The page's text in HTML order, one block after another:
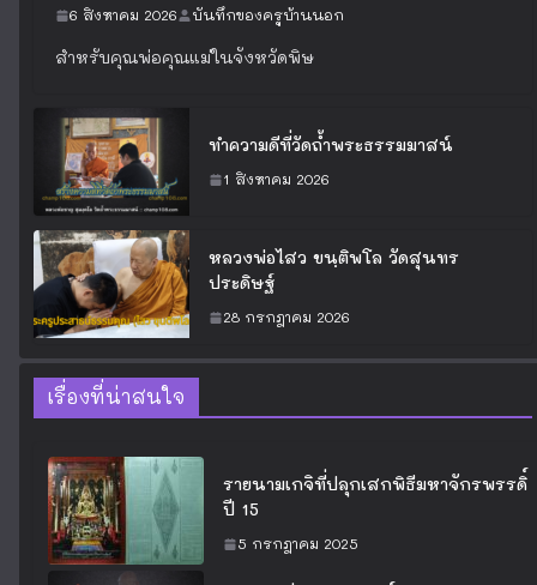
6 สิงหาคม 2026 บันทึกของครูบ้านนอก
สำหรับคุณพ่อคุณแม่ในจังหวัดพิษ
ทำความดีที่วัดถ้ำพระธรรมมาสน์
1 สิงหาคม 2026
หลวงพ่อไสว ขนฺติพโล วัดสุนทร
ประดิษฐ์
28 กรกฎาคม 2026
เรื่องที่น่าสนใจ
รายนามเกจิที่ปลุกเสกพิธีมหาจักรพรรดิ์
ปี 15
5 กรกฎาคม 2025